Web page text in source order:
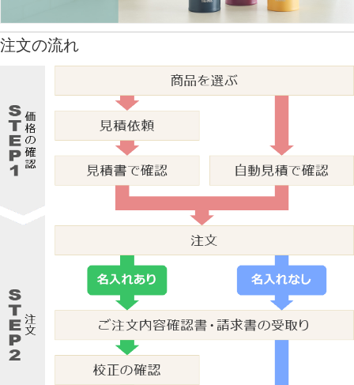
注文の流れ